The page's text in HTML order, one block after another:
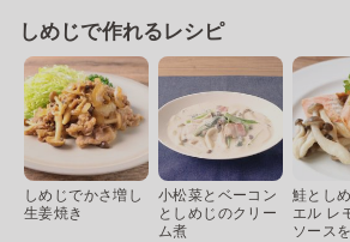
しめじで作れるレシピ
しめじでかさ増し
生姜焼き
小松菜とベーコン
としめじのクリー
ム煮
鮭とし
エル レ
ソース